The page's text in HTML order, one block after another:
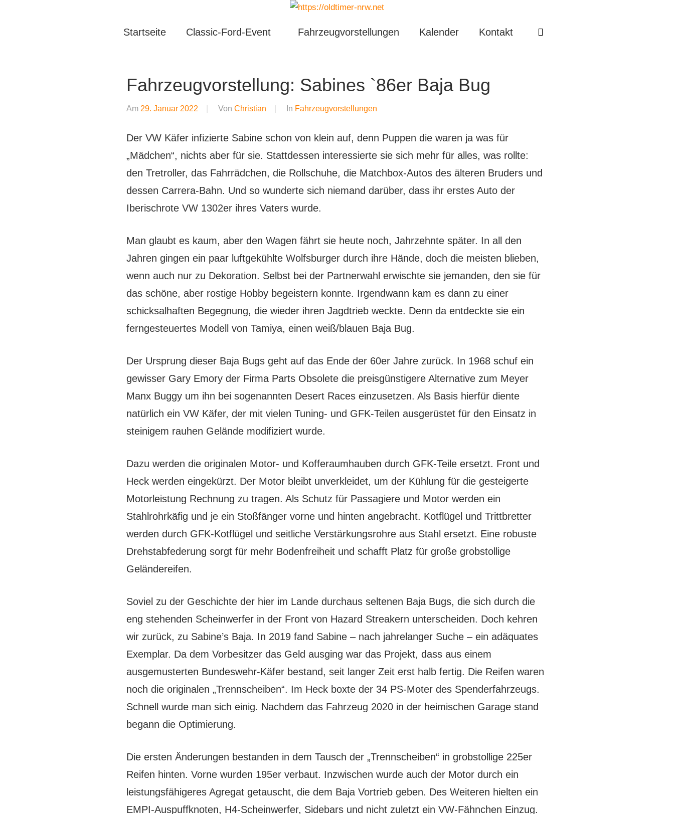
https://oldtimer-
Startseite Classic-Ford-Event Fahrzeugvorstellungen Kalender Kontakt
Fahrzeugvorstellung: Sabines `86er Baja Bug
Am 29. Januar 2022 Von Christian In Fahrzeugvorstellungen
Der VW Käfer infizierte Sabine schon von klein auf, denn Puppen die waren ja was für
„Mädchen“, nichts aber für sie. Stattdessen interessierte sie sich mehr für alles, was rollte:
den Tretroller, das Fahrrädchen, die Rollschuhe, die Matchbox-Autos des älteren Bruders und
dessen Carrera-Bahn. Und so wunderte sich niemand darüber, dass ihr erstes Auto der
Iberischrote VW 1302er ihres Vaters wurde.
Man glaubt es kaum, aber den Wagen fährt sie heute noch, Jahrzehnte später. In all den
Jahren gingen ein paar luftgekühlte Wolfsburger durch ihre Hände, doch die meisten blieben,
wenn auch nur zu Dekoration. Selbst bei der Partnerwahl erwischte sie jemanden, den sie für
das schöne, aber rostige Hobby begeistern konnte. Irgendwann kam es dann zu einer
schicksalhaften Begegnung, die wieder ihren Jagdtrieb weckte. Denn da entdeckte sie ein
ferngesteuertes Modell von Tamiya, einen weiß/blauen Baja Bug.
Der Ursprung dieser Baja Bugs geht auf das Ende der 60er Jahre zurück. In 1968 schuf ein
gewisser Gary Emory der Firma Parts Obsolete die preisgünstigere Alternative zum Meyer
Manx Buggy um ihn bei sogenannten Desert Races einzusetzen. Als Basis hierfür diente
natürlich ein VW Käfer, der mit vielen Tuning- und GFK-Teilen ausgerüstet für den Einsatz in
steinigem rauhen Gelände modifiziert wurde.
Dazu werden die originalen Motor- und Kofferaumhauben durch GFK-Teile ersetzt. Front und
Heck werden eingekürzt. Der Motor bleibt unverkleidet, um der Kühlung für die gesteigerte
Motorleistung Rechnung zu tragen. Als Schutz für Passagiere und Motor werden ein
Stahlrohrkäfig und je ein Stoßfänger vorne und hinten angebracht. Kotflügel und Trittbretter
werden durch GFK-Kotflügel und seitliche Verstärkungsrohre aus Stahl ersetzt. Eine robuste
Drehstabfederung sorgt für mehr Bodenfreiheit und schafft Platz für große grobstollige
Geländereifen.
Soviel zu der Geschichte der hier im Lande durchaus seltenen Baja Bugs, die sich durch die
eng stehenden Scheinwerfer in der Front von Hazard Streakern unterscheiden. Doch kehren
wir zurück, zu Sabine’s Baja. In 2019 fand Sabine – nach jahrelanger Suche – ein adäquates
Exemplar. Da dem Vorbesitzer das Geld ausging war das Projekt, dass aus einem
ausgemusterten Bundeswehr-Käfer bestand, seit langer Zeit erst halb fertig. Die Reifen waren
noch die originalen „Trennscheiben“. Im Heck boxte der 34 PS-Moter des Spenderfahrzeugs.
Schnell wurde man sich einig. Nachdem das Fahrzeug 2020 in der heimischen Garage stand
begann die Optimierung.
Die ersten Änderungen bestanden in dem Tausch der „Trennscheiben“ in grobstollige 225er
Reifen hinten. Vorne wurden 195er verbaut. Inzwischen wurde auch der Motor durch ein
leistungsfähigeres Agregat getauscht, die dem Baja Vortrieb geben. Des Weiteren hielten ein
EMPI-Auspuffknoten, H4-Scheinwerfer, Sidebars und nicht zuletzt ein VW-Fähnchen Einzug.